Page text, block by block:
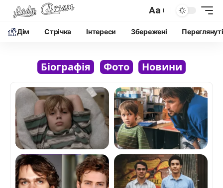
Aa
Дім Cтрічка Інтереси Збережені Переглянуті
Біографія Фото Новини